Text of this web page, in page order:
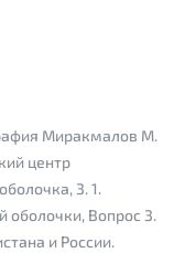
Миракмалов М.
центр
3. 1.
оболочки, Вопрос 3.
и России.